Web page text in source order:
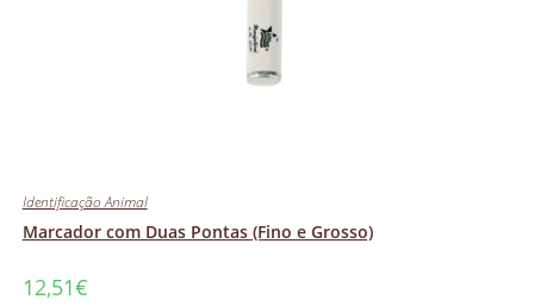
Identificação Animal
Marcador com Duas Pontas (Fino e Grosso)
12,51€